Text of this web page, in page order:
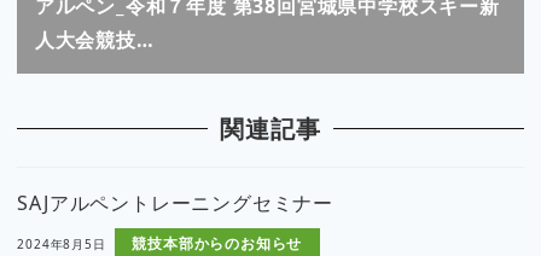
アルペン_令和７年度 第38回宮城県中学校スキー新
人大会競技…
関連記事
SAJアルペントレーニングセミナー
2024年8月5日 競技本部からのお知らせ